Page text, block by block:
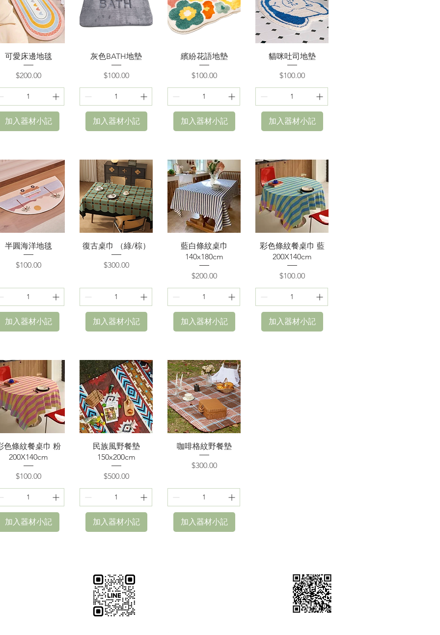
快速瀏覽
可愛床邊地毯
價格
$200.00
加入器材小記
快速瀏覽
灰色BATH地墊
價格
$100.00
加入器材小記
快速瀏覽
繽紛花語地墊
價格
$100.00
加入器材小記
快速瀏覽
貓咪吐司地墊
價格
$100.00
加入器材小記
快速瀏覽
半圓海洋地毯
價格
$100.00
加入器材小記
快速瀏覽
復古桌巾 （綠/棕）
價格
$300.00
加入器材小記
快速瀏覽
藍白條紋桌巾
140x180cm
價格
$200.00
加入器材小記
快速瀏覽
彩色條紋餐桌巾 藍
200X140cm
價格
$100.00
加入器材小記
快速瀏覽
色條紋餐桌巾 粉
200X140cm
價格
$100.00
加入器材小記
快速瀏覽
民族風野餐墊
150x200cm
價格
$500.00
加入器材小記
快速瀏覽
咖啡格紋野餐墊
價格
$300.00
加入器材小記